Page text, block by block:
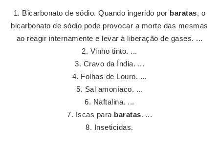
Bicarbonato de sódio. Quando ingerido por baratas, o
bicarbonato de sódio pode provocar a morte das mesmas
ao reagir internamente e levar à liberação de gases. ...
Vinho tinto. ...
Cravo da Índia. ...
Folhas de Louro. ...
Sal amoníaco. ...
Naftalina. ...
Iscas para baratas. ...
Inseticidas.